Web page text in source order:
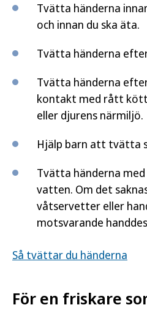
Tvätta händerna
och innan du ska äta.
Tvätta händerna
Tvätta händerna
kontakt med rått
eller djurens närmiljö.
Hjälp barn att tvätta
Tvätta händerna
vatten. Om det
våtservetter eller
motsvarande
Så tvättar du händerna
För en friskare